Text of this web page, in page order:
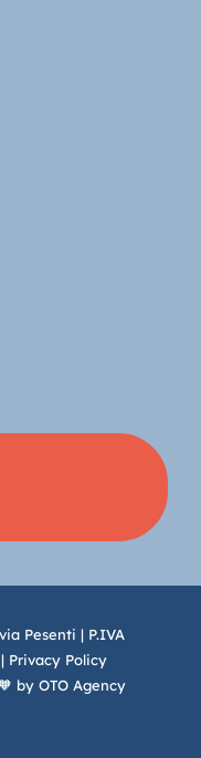
Pesenti | P.IVA
Privacy Policy
by OTO Agency